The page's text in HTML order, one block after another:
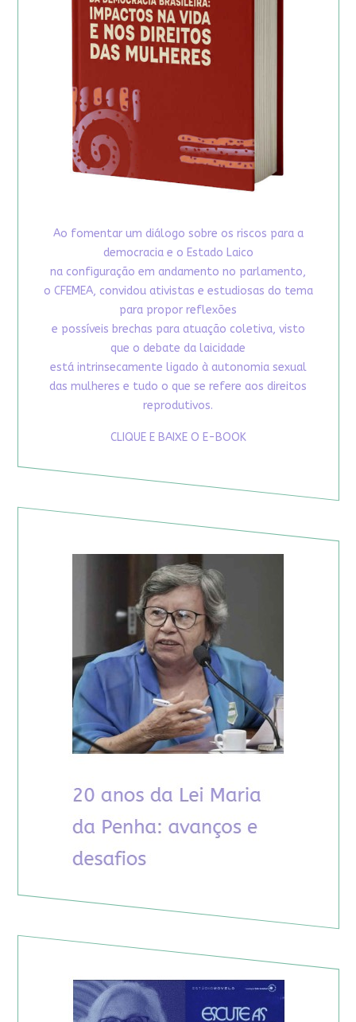
Ao fomentar um diálogo sobre os riscos para a
democracia e o Estado Laico
na configuração em andamento no parlamento,
o CFEMEA, convidou ativistas e estudiosas do tema
para propor reflexões
e possíveis brechas para atuação coletiva, visto
que o debate da laicidade
está intrinsecamente ligado à autonomia sexual
das mulheres e tudo o que se refere aos direitos
reprodutivos.
CLIQUE E BAIXE O E-BOOK